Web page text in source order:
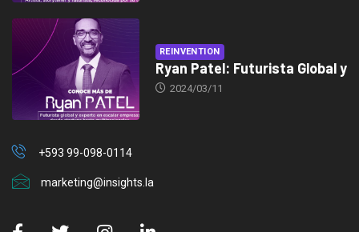
REINVENTION
Ryan Patel: Futurista Global y
2024/03/11
+593 99-098-0114
marketing@insights.la